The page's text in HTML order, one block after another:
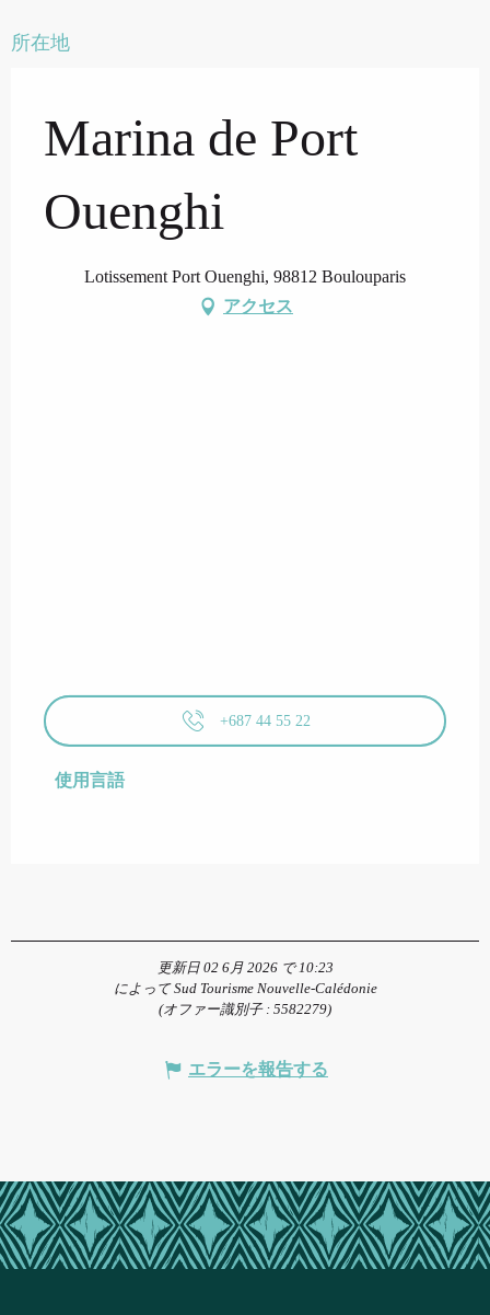
所在地
Marina de Port
Ouenghi
Lotissement Port Ouenghi, 98812 Boulouparis
アクセス
+687 44 55 22
使用言語
使用言語
更新日 02 6月 2026 で 10:23
によって Sud Tourisme Nouvelle-Calédonie
(オファー識別子 : 5582279)
エラーを報告する